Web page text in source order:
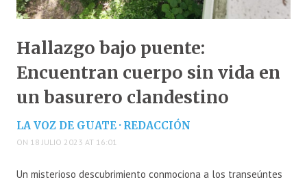
Hallazgo bajo puente:
Encuentran cuerpo sin vida en
un basurero clandestino
LA VOZ DE GUATE · REDACCIÓN
ON 18 JULIO 2023 AT 16:01
Un misterioso descubrimiento conmociona a los transeúntes